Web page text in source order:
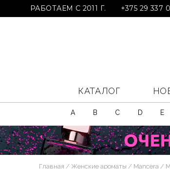
РАБОТАЕМ С 2011 Г. +375 29 337
КАТАЛОГ
A B C D E
Главная Женские ароматы Mancera